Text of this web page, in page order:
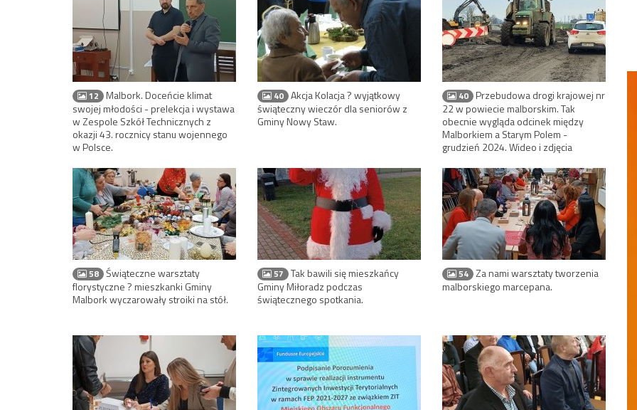
12 Malbork. Doceńcie klimat
swojej młodości - prelekcja i wystawa
w Zespole Szkół Technicznych z
okazji 43. rocznicy stanu wojennego
w Polsce.
40 Akcja Kolacja ? wyjątkowy
świąteczny wieczór dla seniorów z
Gminy Nowy Staw.
40 Przebudowa drogi krajowej nr
22 w powiecie malborskim. Tak
obecnie wygląda odcinek między
Malborkiem a Starym Polem -
grudzień 2024. Wideo i zdjęcia
58 Świąteczne warsztaty
florystyczne ? mieszkanki Gminy
Malbork wyczarowały stroiki na stół.
57 Tak bawili się mieszkańcy
Gminy Miłoradz podczas
świątecznego spotkania.
54 Za nami warsztaty tworzenia
malborskiego marcepana.